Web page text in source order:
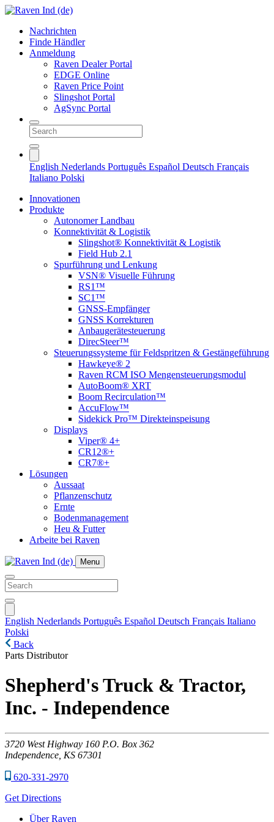
Nachrichten
Finde Händler
Anmeldung
Raven Dealer Portal
EDGE Online
Raven Price Point
Slingshot Portal
AgSync Portal
English Nederlands Português Español Deutsch Français
Italiano Polski
Innovationen
Produkte
Autonomer Landbau
Konnektivität & Logistik
Slingshot® Konnektivität & Logistik
Field Hub 2.1
Spurführung und Lenkung
VSN® Visuelle Führung
RS1™
SC1™
GNSS-Empfänger
GNSS Korrekturen
Anbaugerätesteuerung
DirecSteer™
Steuerungssysteme für Feldspritzen & Gestängeführung
Hawkeye® 2
Raven RCM ISO Mengensteuerungsmodul
AutoBoom® XRT
Boom Recirculation™
AccuFlow™
Sidekick Pro™ Direkteinspeisung
Displays
Viper® 4+
CR12®+
CR7®+
Lösungen
Aussaat
Pflanzenschutz
Ernte
Bodenmanagement
Heu & Futter
Arbeite bei Raven
Menu
English Nederlands Português Español Deutsch Français Italiano
Polski
Back
Parts Distributor
Shepherd's Truck & Tractor,
Inc. - Independence
3720 West Highway 160 P.O. Box 362
Independence, KS 67301
620-331-2970
Get Directions
Über Raven